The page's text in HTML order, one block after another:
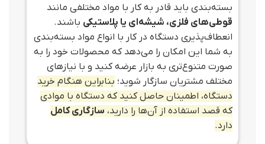
بسته‌بندی باید قادر به کار با مواد مختلفی مانند
قوطی‌های فلزی، شیشه‌ای یا پلاستیکی باشند.
انعطاف‌پذیری دستگاه در کار با انواع مواد بسته‌بندی
به شما این امکان را می‌دهد که محصولات خود را به
صورت متنوع‌تری به بازار عرضه کنید و با نیازهای
مختلف مشتریان سازگار شوید؛ بنابراین هنگام خرید
دستگاه، اطمینان حاصل کنید که دستگاه با موادی
که قصد استفاده از آن‌ها را دارید، سازگاری کامل
دارد.